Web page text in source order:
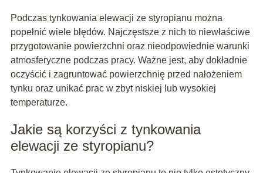
Podczas tynkowania elewacji ze styropianu można
popełnić wiele błędów. Najczęstsze z nich to niewłaściwe
przygotowanie powierzchni oraz nieodpowiednie warunki
atmosferyczne podczas pracy. Ważne jest, aby dokładnie
oczyścić i zagruntować powierzchnię przed nałożeniem
tynku oraz unikać prac w zbyt niskiej lub wysokiej
temperaturze.
Jakie są korzyści z tynkowania
elewacji ze styropianu?